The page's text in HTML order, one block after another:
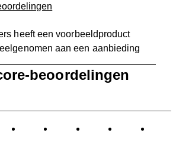
heeft een voorbeeldproduct
aan een aanbieding
beoordelingen